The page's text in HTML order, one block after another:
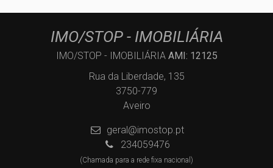
IMO/STOP - IMOBILIÁRIA
IMO/STOP - IMOBILIÁRIA AMI: 12125
Rua da Liberdade, 135
3750-779
Aveiro
geral@imostop.pt
234059476
(Chamada para a rede fixa nacional)